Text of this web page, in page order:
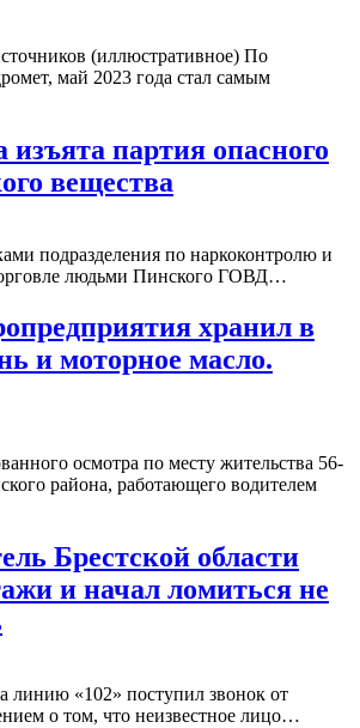
(иллюстративное) По
май 2023 года стал самым
партия опасного
вещества
подразделения по наркоконтролю и
людьми Пинского ГОВД…
хранил в
и моторное масло.
осмотра по месту жительства 56-
района, работающего водителем
Брестской области
и начал ломиться не
линию «102» поступил звонок от
о том, что неизвестное лицо…